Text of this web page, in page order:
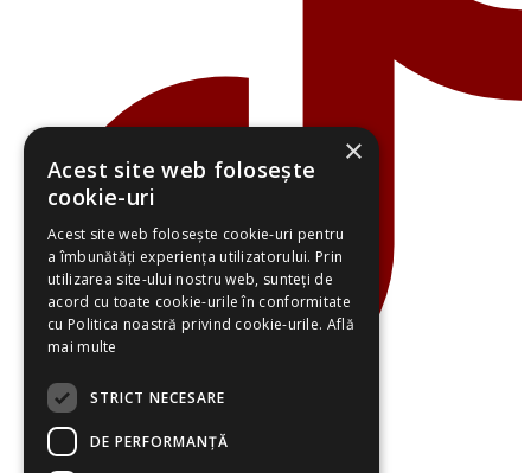
×
Acest site web folosește
cookie-uri
Acest site web folosește cookie-uri pentru
a îmbunătăți experiența utilizatorului. Prin
utilizarea site-ului nostru web, sunteți de
acord cu toate cookie-urile în conformitate
cu Politica noastră privind cookie-urile. Află
mai multe
STRICT NECESARE
DE PERFORMANȚĂ